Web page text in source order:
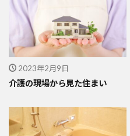
2023年2月9日
介護の現場から見た住まい